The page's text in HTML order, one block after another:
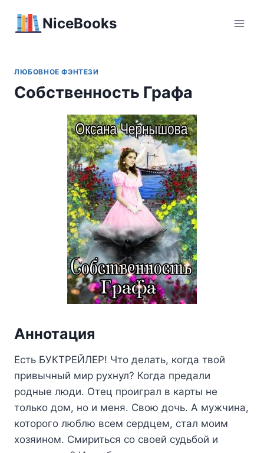
NiceBooks
ЛЮБОВНОЕ ФЭНТЕЗИ
Собственность Графа
Аннотация
Есть БУКТРЕЙЛЕР! Что делать, когда твой
привычный мир рухнул? Когда предали
родные люди. Отец проиграл в карты не
только дом, но и меня. Свою дочь. А мужчина,
которого люблю всем сердцем, стал моим
хозяином. Смириться со своей судьбой и